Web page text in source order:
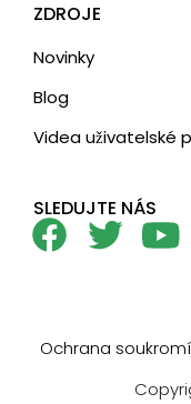
ZDROJE
Novinky
Blog
Videa uživatelské
SLEDUJTE NÁS
Ochrana soukromí